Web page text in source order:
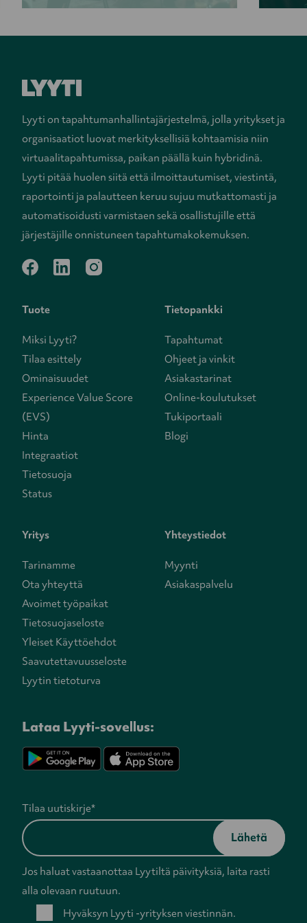
Lyyti on tapahtumanhallintajärjestelmä, jolla yritykset ja
organisaatiot luovat merkityksellisiä kohtaamisia niin
virtuaalitapahtumissa, paikan päällä kuin hybridinä.
Lyyti pitää huolen siitä että ilmoittautumiset, viestintä,
raportointi ja palautteen keruu sujuu mutkattomasti ja
automatisoidusti varmistaen sekä osallistujille että
järjestäjille onnistuneen tapahtumakokemuksen.
facebooklinkedininstagram
Tuote
Miksi Lyyti?
Tilaa esittely
Ominaisuudet
Experience Value Score
(EVS)
Hinta
Integraatiot
Tietosuoja
Status
Tietopankki
Tapahtumat
Ohjeet ja vinkit
Asiakastarinat
Online-koulutukset
Tukiportaali
Blogi
Yritys
Tarinamme
Ota yhteyttä
Avoimet työpaikat
Tietosuojaseloste
Yleiset Käyttöehdot
Saavutettavuusseloste
Lyytin tietoturva
Yhteystiedot
Myynti
Asiakaspalvelu
Tilaa uutiskirje*
Jos haluat vastaanottaa Lyytiltä päivityksiä, laita rasti
alla olevaan ruutuun.
Hyväksyn Lyyti -yrityksen viestinnän.
Lataa Lyyti-sovellus: